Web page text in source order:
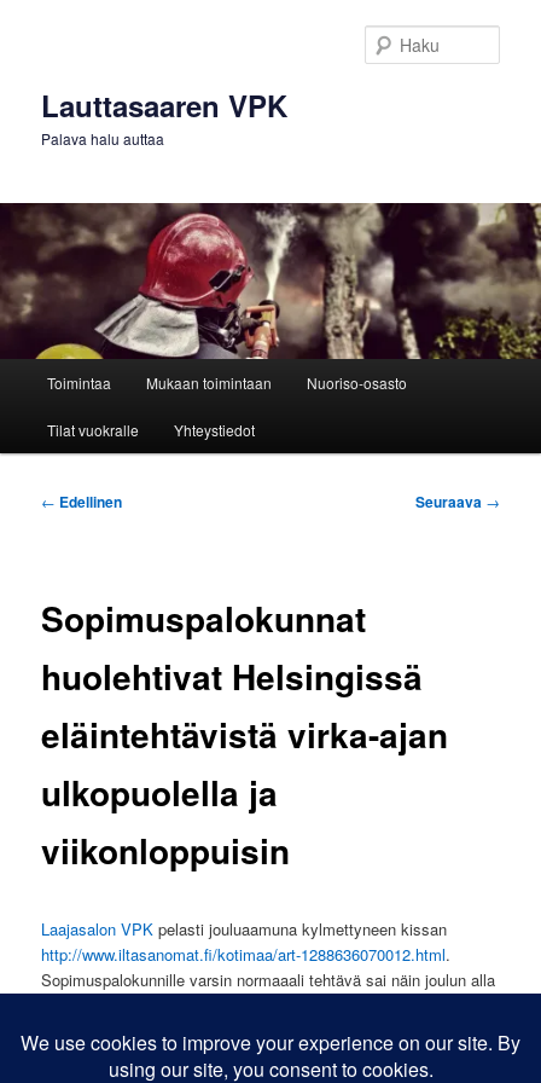
Lauttasaaren VPK
Palava halu auttaa
Toimintaa Mukaan toimintaan Nuoriso-osasto
Tilat vuokralle Yhteystiedot
Artikkelien
← Edellinen Seuraava →
Sopimuspalokunnat
huolehtivat Helsingissä
eläintehtävistä virka-ajan
ulkopuolella ja
viikonloppuisin
Laajasalon VPK pelasti jouluaamuna kylmettyneen kissan
http://www.iltasanomat.fi/kotimaa/art-1288636070012.html.
Sopimuspalokunnille varsin normaaali tehtävä sai näin joulun alla
Kaikkien onneksi harmaa töölöläiskissa pääsi lämpimään